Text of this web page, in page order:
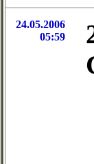
24.05.2006
05:59